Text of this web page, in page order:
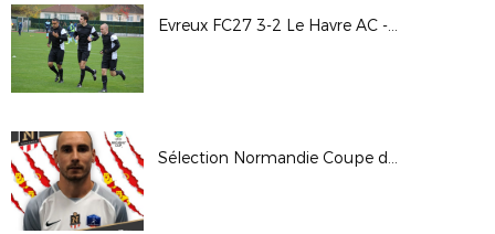
Evreux FC27 3-2 Le Havre AC - Coupe de France 2017/2018
Sélection Normandie Coupe des Régions UEFA